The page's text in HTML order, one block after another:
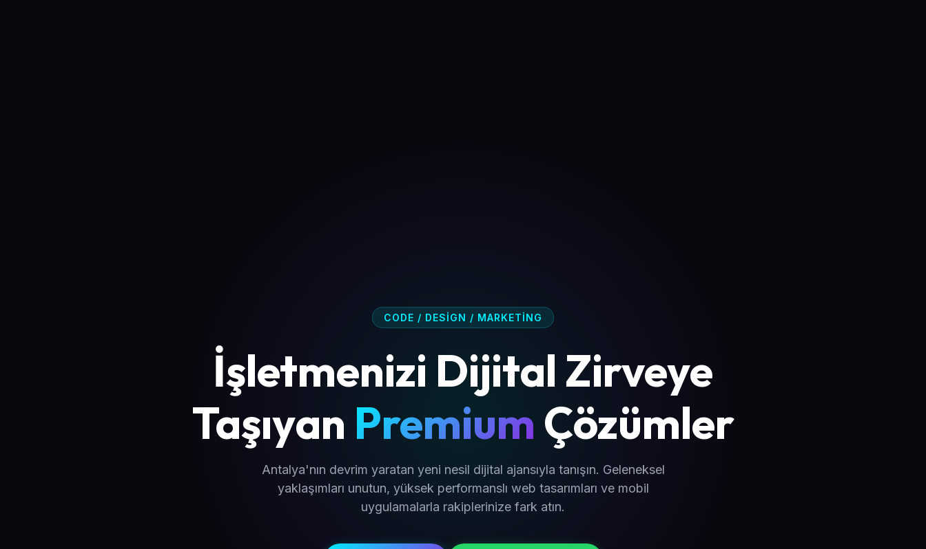
CODE / DESIGN / MARKETING
İşletmenizi Dijital Zirveye
Taşıyan Premium Çözümler
Antalya'nın devrim yaratan yeni nesil dijital ajansıyla tanışın. Geleneksel
yaklaşımları unutun, yüksek performanslı web tasarımları ve mobil
uygulamalarla rakiplerinize fark atın.